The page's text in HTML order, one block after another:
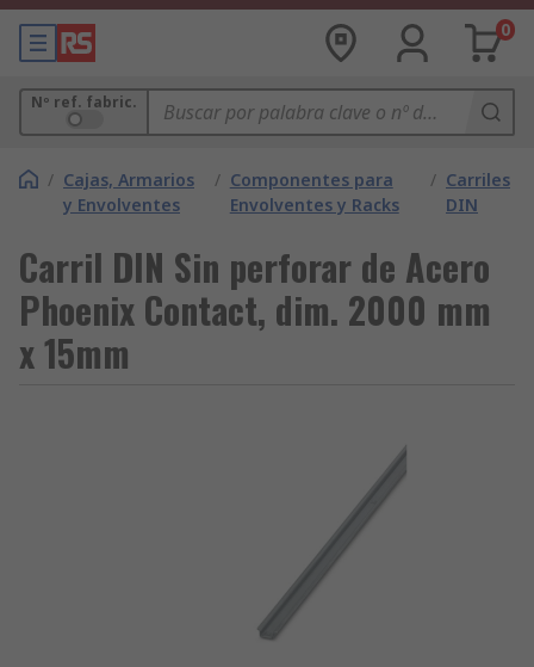
0
Nº ref. fabric.
/ Cajas, Armarios
y Envolventes
/ Componentes para
Envolventes y Racks
/ Carriles
DIN
Carril DIN Sin perforar de Acero
Phoenix Contact, dim. 2000 mm
x 15mm